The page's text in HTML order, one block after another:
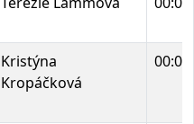
Kristýna
Kropáčková